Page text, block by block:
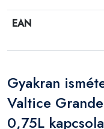
EAN
Gyakran
Valtice
0,75L